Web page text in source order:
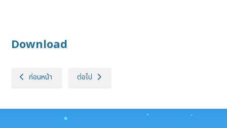
Download
เนื้อหาก่อนหน้า: ประกาศกรมปศุสัตว์ (สำนักควบคุม ป้องกันและบำบัดโรคสั
ก่อนหน้า เนื้อหาถัดไป: ประกาศกรมปศุสัตว์ (กองคลัง) เผยแพร่
ต่อไป